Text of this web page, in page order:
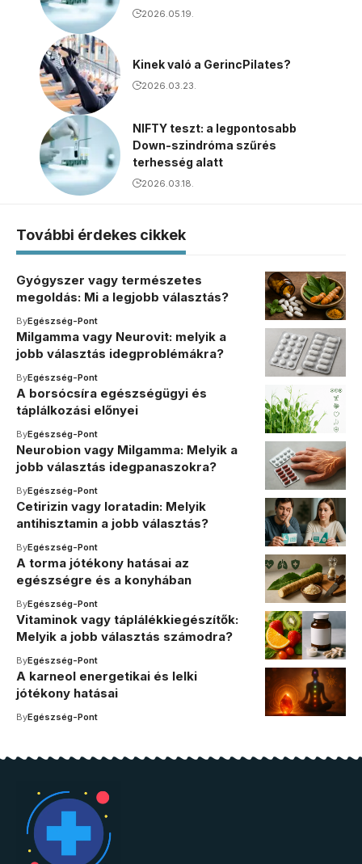
2026.05.19.
Kinek való a GerincPilates?
2026.03.23.
NIFTY teszt: a legpontosabb
Down-szindróma szűrés
terhesség alatt
2026.03.18.
További érdekes cikkek
Gyógyszer vagy természetes
megoldás: Mi a legjobb választás?
ByEgészség-Pont
Milgamma vagy Neurovit: melyik a
jobb választás idegproblémákra?
ByEgészség-Pont
A borsócsíra egészségügyi és
táplálkozási előnyei
ByEgészség-Pont
Neurobion vagy Milgamma: Melyik a
jobb választás idegpanaszokra?
ByEgészség-Pont
Cetirizin vagy loratadin: Melyik
antihisztamin a jobb választás?
ByEgészség-Pont
A torma jótékony hatásai az
egészségre és a konyhában
ByEgészség-Pont
Vitaminok vagy táplálékkiegészítők:
Melyik a jobb választás számodra?
ByEgészség-Pont
A karneol energetikai és lelki
jótékony hatásai
ByEgészség-Pont